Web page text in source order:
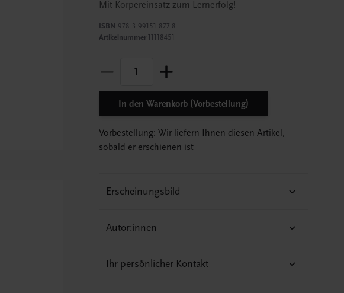
Mit Körpereinsatz zum Lernerfolg!
ISBN 978-3-99151-877-8
Artikelnummer11118451
In den Warenkorb (Vorbestellung)
Vorbestellung: Wir liefern Ihnen diesen Artikel,
sobald er erschienen ist
Erscheinungsbild
Autor:innen
Ihr persönlicher Kontakt